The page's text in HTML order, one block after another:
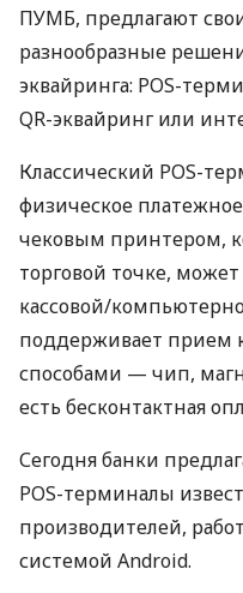
ПУМБ, предлагают
разнообразные
эквайринга: POS-
QR-эквайринг или
Классический POS-
физическое
чековым принтером,
торговой точке,
кассовой/
поддерживает прием
способами — чип,
есть бесконтактная
Сегодня банки
POS-терминалы
производителей,
системой Android.